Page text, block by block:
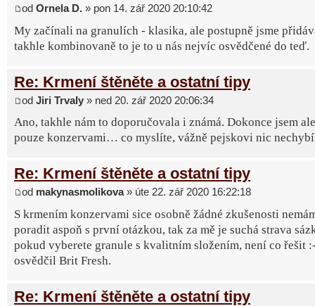
od Ornela D. » pon 14. zář 2020 20:10:42
My začínali na granulích - klasika, ale postupně jsme
takhle kombinovaně to je to u nás nejvíc osvědčené do teď.
Re: Krmení štěněte a ostatní tipy
od Jiri Trvaly » ned 20. zář 2020 20:06:34
Ano, takhle nám to doporučovala i známá. Dokonce jsem
pouze konzervami… co myslíte, vážně pejskovi nic
Re: Krmení štěněte a ostatní tipy
od makynasmolikova» úte 22. zář 2020 16:22:18
S krmením konzervami sice osobně žádné zkušenosti
poradit aspoň s první otázkou, tak za mě je suchá strava
pokud vyberete granule s kvalitním složením, není co řešit
osvědčil Brit Fresh.
Re: Krmení štěněte a ostatní tipy